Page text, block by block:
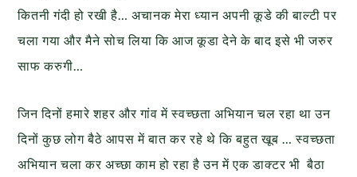
कितनी गंदी हो रखी है… अचानक मेरा ध्यान अपनी कूडे की बाल्टी पर
चला गया और मैने सोच लिया कि आज कूडा देने के बाद इसे भी जरुर
साफ करुगी…
जिन दिनों हमारे शहर और गांव में स्वच्छता अभियान चल रहा था उन
दिनों कुछ लोग बैठे आपस में बात कर रहे थे कि बहुत खूब … स्वच्छता
अभियान चला कर अच्छा काम हो रहा है उन में एक डाक्टर भी बैठा